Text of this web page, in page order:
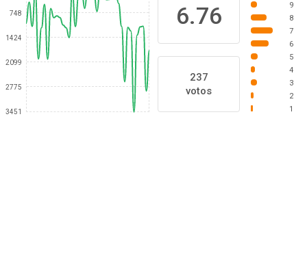
748
1424
2099
2775
3451
6.76
237
votos
9
8
7
6
5
4
3
2
1